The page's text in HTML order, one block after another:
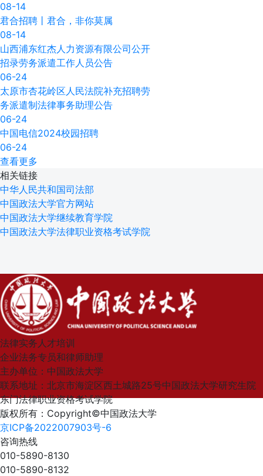
08-14
君合招聘丨君合，非你莫属
08-14
山西浦东红杰人力资源有限公司公开
招录劳务派遣工作人员公告
06-24
太原市杏花岭区人民法院补充招聘劳
务派遣制法律事务助理公告
06-24
中国电信2024校园招聘
06-24
查看更多
相关链接
中华人民共和国司法部
中国政法大学官方网站
中国政法大学继续教育学院
中国政法大学法律职业资格考试学院
法律实务人才培训
企业法务专员和律师助理
主办单位：中国政法大学
联系地址：北京市海淀区西土城路25号中国政法大学研究生院
东门法律职业资格考试学院
版权所有：Copyright©中国政法大学
京ICP备2022007903号-6
咨询热线
010-5890-8130
010-5890-8132